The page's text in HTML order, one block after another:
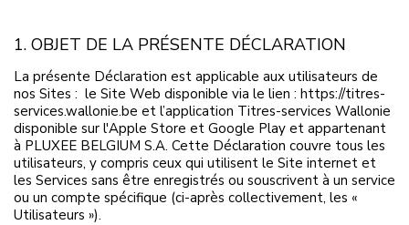
1. OBJET DE LA PRÉSENTE DÉCLARATION
La présente Déclaration est applicable aux utilisateurs de
nos Sites : le Site Web disponible via le lien : https://titres-
services.wallonie.be et l’application Titres-services Wallonie
disponible sur l'Apple Store et Google Play et appartenant
à PLUXEE BELGIUM S.A. Cette Déclaration couvre tous les
utilisateurs, y compris ceux qui utilisent le Site internet et
les Services sans être enregistrés ou souscrivent à un service
ou un compte spécifique (ci-après collectivement, les «
Utilisateurs »).